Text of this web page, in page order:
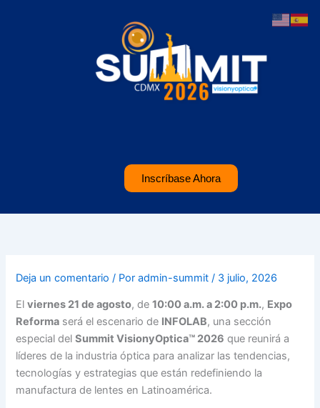
Inscríbase Ahora
Deja un comentario / Poradmin-summit/ 3 julio, 2026
Elviernes 21 de agosto, de10:00 a.m. a 2:00 p.m., Expo
Reforma será el escenario de INFOLAB, una sección
especial delSummit VisionyOptica™ 2026 que reunirá a
líderes de la industria óptica para analizar las tendencias,
tecnologías y estrategias que están redefiniendo la
manufactura de lentes en Latinoamérica.